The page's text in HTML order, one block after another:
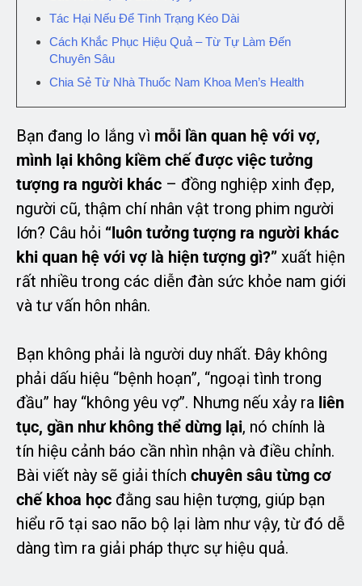
Tác Hại Nếu Để Tình Trạng Kéo Dài
Cách Khắc Phục Hiệu Quả – Từ Tự Làm Đến
Chuyên Sâu
Chia Sẻ Từ Nhà Thuốc Nam Khoa Men’s Health
Bạn đang lo lắng vì mỗi lần quan hệ với vợ,
mình lại không kiềm chế được việc tưởng
tượng ra người khác – đồng nghiệp xinh đẹp,
người cũ, thậm chí nhân vật trong phim người
lớn? Câu hỏi “luôn tưởng tượng ra người khác
khi quan hệ với vợ là hiện tượng gì?” xuất hiện
rất nhiều trong các diễn đàn sức khỏe nam giới
và tư vấn hôn nhân.
Bạn không phải là người duy nhất. Đây không
phải dấu hiệu “bệnh hoạn”, “ngoại tình trong
đầu” hay “không yêu vợ”. Nhưng nếu xảy ra liên
tục, gần như không thể dừng lại, nó chính là
tín hiệu cảnh báo cần nhìn nhận và điều chỉnh.
Bài viết này sẽ giải thích chuyên sâu từng cơ
chế khoa học đằng sau hiện tượng, giúp bạn
hiểu rõ tại sao não bộ lại làm như vậy, từ đó dễ
dàng tìm ra giải pháp thực sự hiệu quả.